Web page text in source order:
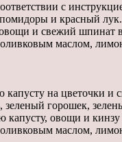
с
и красный лук.
и свежий шпинат
оливковым маслом,
капусту на цветочки и
зеленый горошек,
капусту, овощи и
оливковым маслом,